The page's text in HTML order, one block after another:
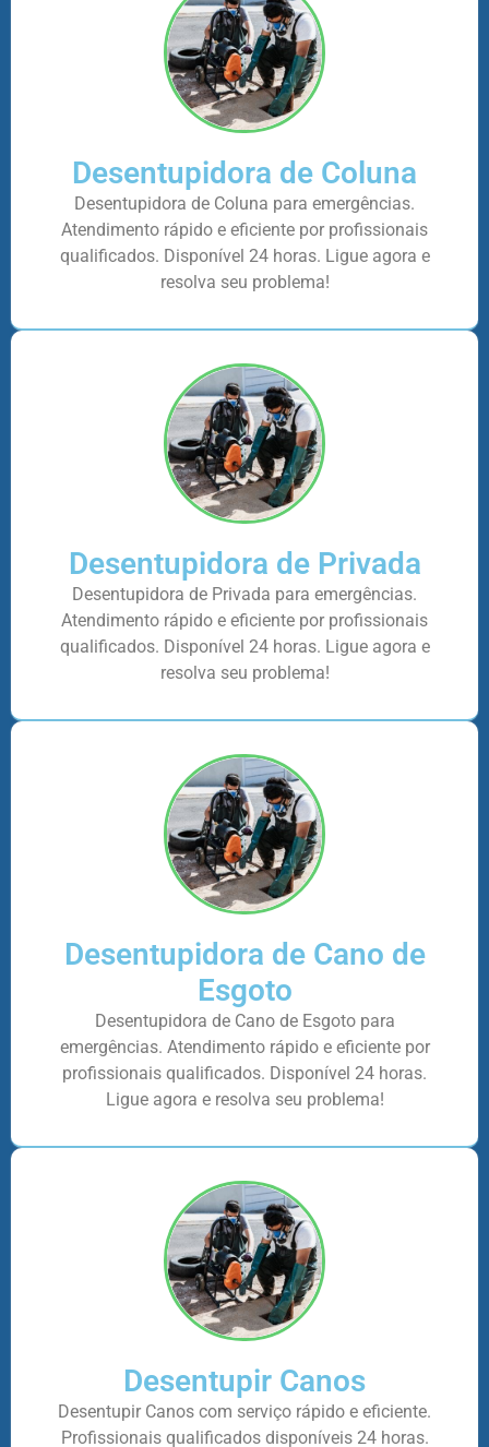
Desentupidora de Coluna
Desentupidora de Coluna para emergências.
Atendimento rápido e eficiente por profissionais
qualificados. Disponível 24 horas. Ligue agora e
resolva seu problema!
Desentupidora de Privada
Desentupidora de Privada para emergências.
Atendimento rápido e eficiente por profissionais
qualificados. Disponível 24 horas. Ligue agora e
resolva seu problema!
Desentupidora de Cano de
Esgoto
Desentupidora de Cano de Esgoto para
emergências. Atendimento rápido e eficiente por
profissionais qualificados. Disponível 24 horas.
Ligue agora e resolva seu problema!
Desentupir Canos
Desentupir Canos com serviço rápido e eficiente.
Profissionais qualificados disponíveis 24 horas.